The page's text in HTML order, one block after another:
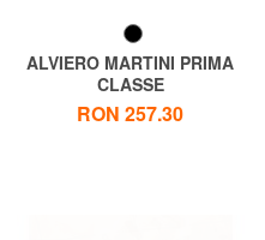
ALVIERO MARTINI PRIMA
CLASSE
GEO SOFT Pliculeț
dreptunghiular mare
RON 257.30